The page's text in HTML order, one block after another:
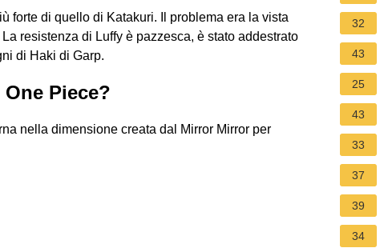
forte di quello di Katakuri. Il problema era la vista
resistenza di Luffy è pazzesca, è stato addestrato
di Haki di Garp.
Piece?
nella dimensione creata dal Mirror Mirror per
32
43
25
43
33
37
39
34